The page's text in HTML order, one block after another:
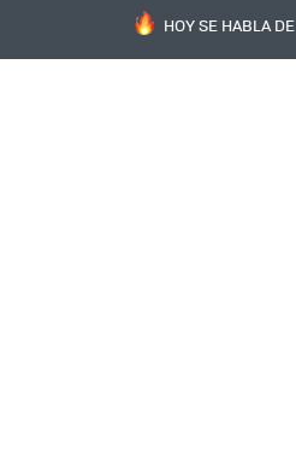
HOY SE HABLA DE